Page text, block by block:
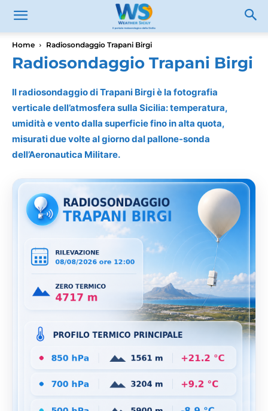
Home Radiosondaggio Trapani Birgi
Radiosondaggio Trapani Birgi
Il radiosondaggio di Trapani Birgi è la fotografia
verticale dell’atmosfera sulla Sicilia: temperatura,
umidità e vento dalla superficie fino in alta quota,
misurati due volte al giorno dal pallone-sonda
dell’Aeronautica Militare.